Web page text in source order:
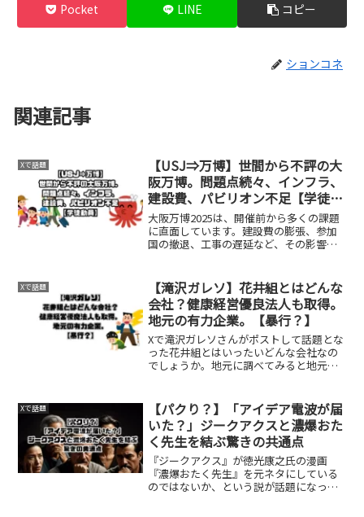
Pocket LINE コピー
ションコネ
関連記事
Xで話題
【USJ⇒万博】世間から不評の大
阪万博。問題点続々、インフラ、
建設費、パビリオン不足【学徒動
員】
大阪万博2025は、開催前から多くの課題
に直面しています。建設費の膨張、参加
国の撤退、工事の遅延など、その影響は
あり、早急な解決策が求められていま
す。建設費と財政負担建...
Xで話題
【滝沢ガレソ】花井組とはどんな
会社？健康経営優良法人も取得。
地元の有力企業。【暴行？】
Xで滝沢ガレソさんがポストして話題とな
った花井組とはいったいどんな会社なの
でしょうか。地元に調べてみると地元に
ました。話題のXはこちらから「札幌の建
設会社“花井組”の社...
Xで話題
【パクり？】「アイデア電波が届
いた？」ジークアクスと濃爆おた
く先生を結ぶ驚きの共通点
『ジークアクス』が徳光康之氏の漫画
『濃爆おたく先生』を元ネタにしている
のではないか、という説が話題になって